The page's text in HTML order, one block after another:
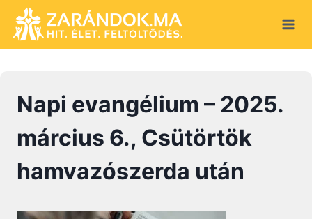
content
Napi evangélium – 2025.
március 6., Csütörtök
hamvazószerda után